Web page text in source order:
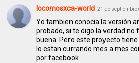
locomosxca-world 21 de septiembre
Yo tambien conocia la versión
probado, si te digo la verdad
buena. Pero este proyecto
lo estan currando mes a mes
por facebook.